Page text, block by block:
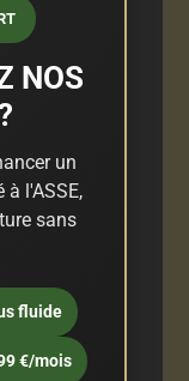
NOS
un
l'ASSE,
sans
fluide
€/mois